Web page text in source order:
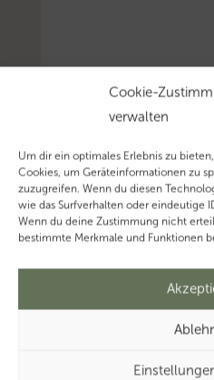
Cookie-
verwalten
Um dir ein optimales Erlebnis zu
Cookies, um Geräteinformationen zu
zuzugreifen. Wenn du diesen
wie das Surfverhalten oder eindeutige
Wenn du deine Zustimmung nicht
bestimmte Merkmale und Funktionen